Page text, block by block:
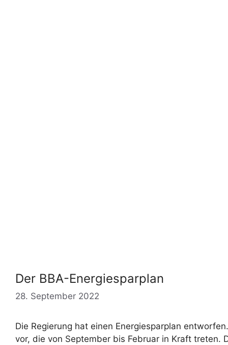
Der BBA-Energiesparplan
28. September 2022
Die Regierung hat einen Energiesparplan
vor, die von September bis Februar in Kraft treten.